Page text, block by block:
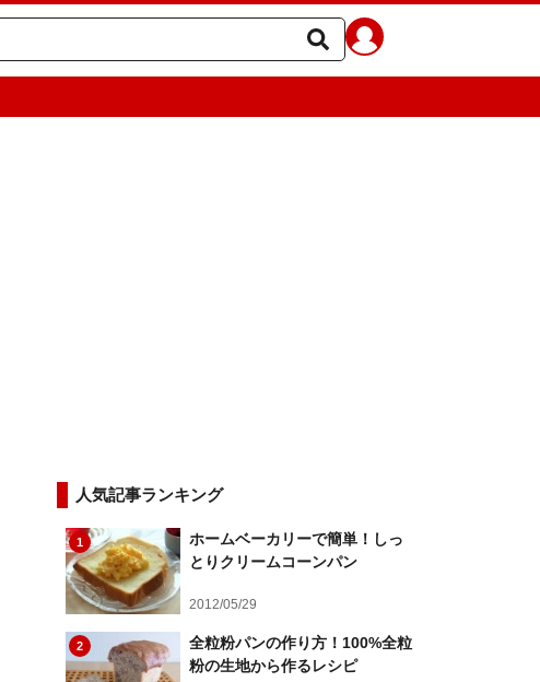
人気記事ランキング
1
ホームベーカリーで簡単！しっ
とりクリームコーンパン
2012/05/29
2
全粒粉パンの作り方！100%全粒
粉の生地から作るレシピ